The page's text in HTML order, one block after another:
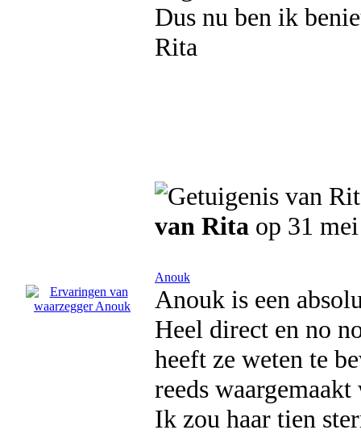
Dus nu ben ik
Rita
van Rita op 31
Anouk
Anouk is een
Heel direct en no
heeft ze weten te
reeds waargemaakt
Ik zou haar tien